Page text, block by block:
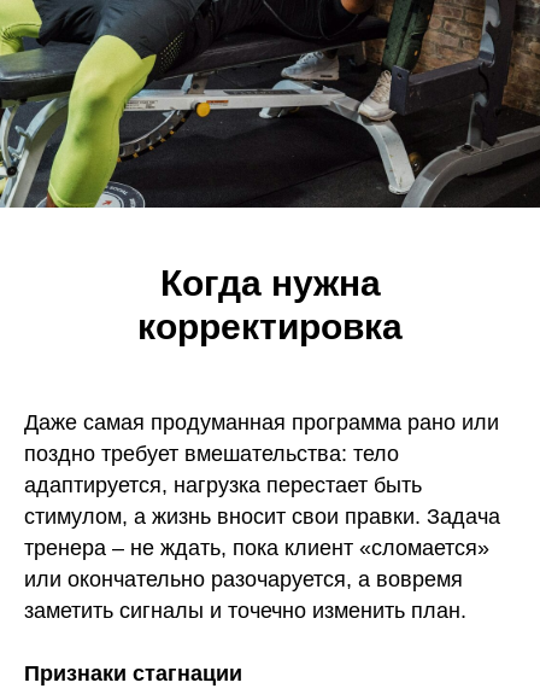
Когда нужна
корректировка
Даже самая продуманная программа рано или
поздно требует вмешательства: тело
адаптируется, нагрузка перестает быть
стимулом, а жизнь вносит свои правки. Задача
тренера – не ждать, пока клиент «сломается»
или окончательно разочаруется, а вовремя
заметить сигналы и точечно изменить план.
Признаки стагнации